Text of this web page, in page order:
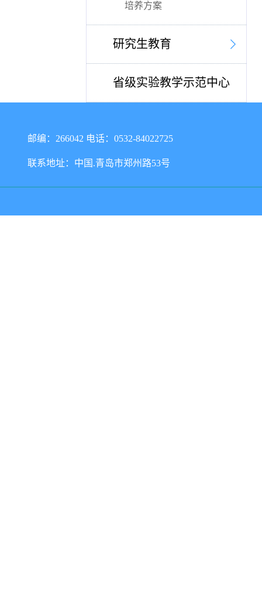
培养方案
研究生教育
省级实验教学示范中心
邮编：266042 电话：0532-84022725
联系地址：中国.青岛市郑州路53号